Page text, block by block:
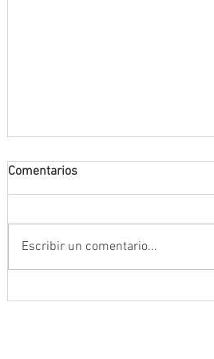
Comentarios
Escribir un comentario...